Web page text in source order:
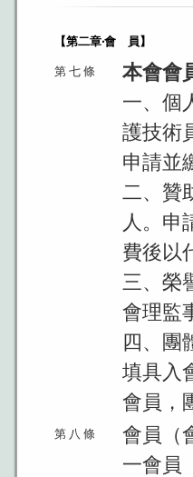
【第二章‧會 員】
第 七 條
本會會
一、個
護技術
申請並
二、贊
人。申
費後以
三、榮
會理監
四、團
填具入
會員，
第 八 條
會員（
一會員